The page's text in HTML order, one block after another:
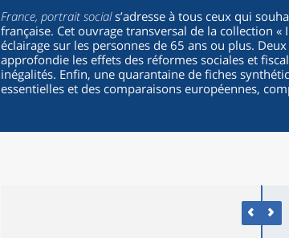
France, portrait socials’adresse à tous ceux qui
française. Cet ouvrage transversal de la collection «
éclairage sur les personnes de 65 ans ou plus.
approfondie les effets des réformes sociales et
inégalités. Enfin, une quarantaine de fiches
essentielles et des comparaisons européennes,